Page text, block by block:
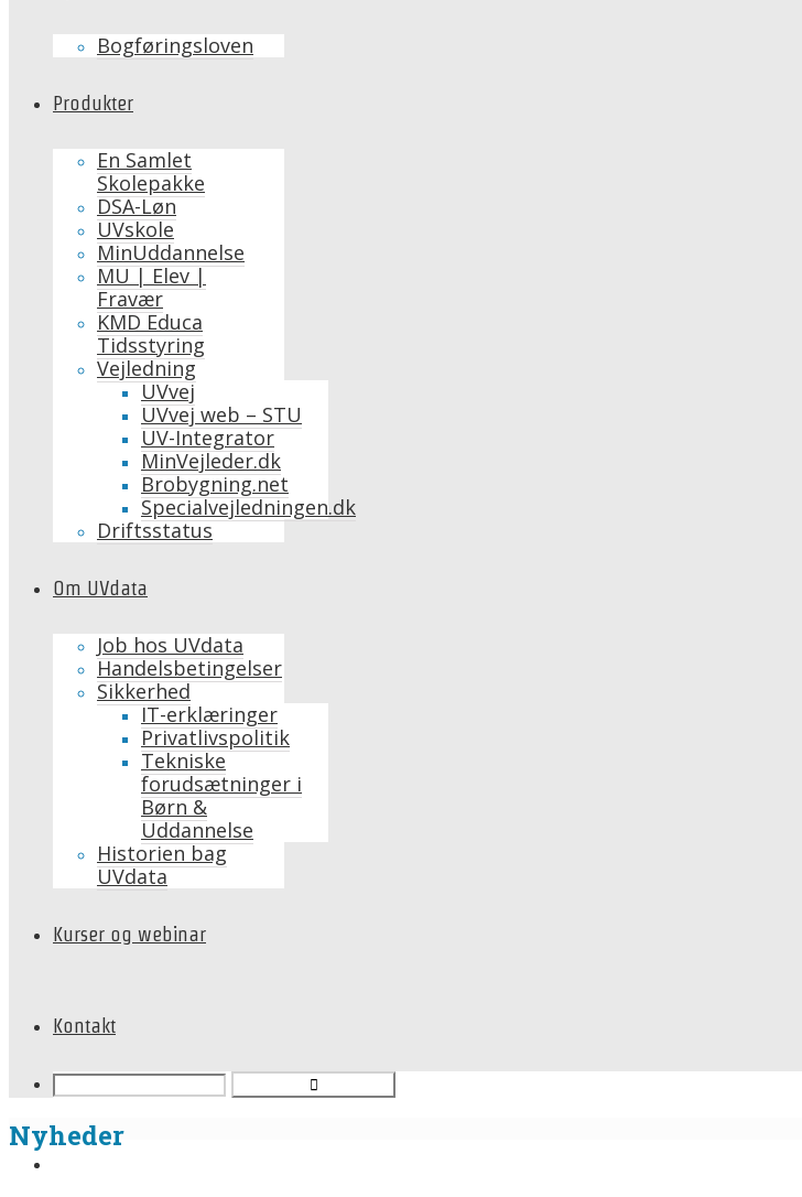
Bogføringsloven
Produkter
En Samlet
Skolepakke
DSA-Løn
UVskole
MinUddannelse
MU | Elev |
Fravær
KMD Educa
Tidsstyring
Vejledning
UVvej
UVvej web – STU
UV-Integrator
MinVejleder.dk
Brobygning.net
Specialvejledningen.dk
Driftsstatus
Om UVdata
Job hos UVdata
Handelsbetingelser
Sikkerhed
IT-erklæringer
Privatlivspolitik
Tekniske
forudsætninger i
Børn &
Uddannelse
Historien bag
UVdata
Kurser og webinar
Kontakt
Nyheder